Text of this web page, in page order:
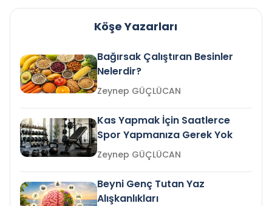
Köşe Yazarları
Bağırsak Çalıştıran Besinler
Nelerdir?
Zeynep GÜÇLÜCAN
Kas Yapmak İçin Saatlerce
Spor Yapmanıza Gerek Yok
Zeynep GÜÇLÜCAN
Beyni Genç Tutan Yaz
Alışkanlıkları